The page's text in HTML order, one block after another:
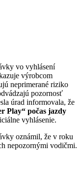
vo vyhlásení
výrobcom
neprimerané riziko
pozornosť
úrad informovala, že
Play“ počas jazdy
vyhlásenie.
oznámil, že v roku
nepozornými vodičmi.